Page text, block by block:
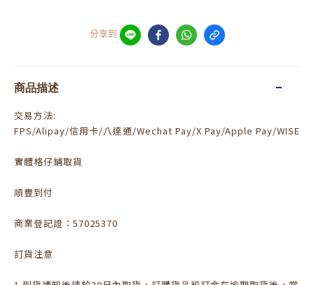
分享到
商品描述
交易方法:
FPS/Alipay/信用卡/八達通/Wechat Pay/X Pay/Apple Pay/WISE
實體格仔鋪取貨
順豐到付
商業登記證：57025370
訂貨注意